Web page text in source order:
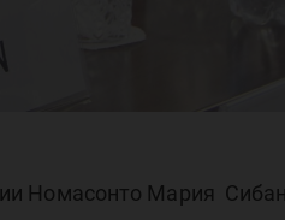
Номасонто Мария